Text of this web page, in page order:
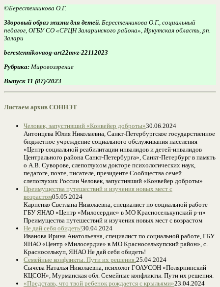
©Берестенникова О.Г.
Здоровый образ жизни для детей. Берестенникова О.Г., социальный
педагог, ОГБУ СО «СРЦН Заларинского района», Иркутская область, рп.
Залари
berestennikovaog-art22mvz-22112023
Рубрика: Мировоззрение
Выпуск 11 (87)/2023
Листаем архив СОННЭТ
Человек, запустивший «Конвейер доброты»30.06.2024
Антонцева Юлия Николаевна, Санкт-Петербургское государственное
бюджетное учреждение социального обслуживания населения
«Центр социальной реабилитации инвалидов и детей-инвалидов
Центрального района Санкт-Петербурга», Санкт-Петербург в память
о А.В. Суворове, слепоглухом докторе психологических наук,
педагоге, поэте, писателе, президенте Сообщества семей
слепоглухих России Человек, запустивший «Конвейер доброты»
Преимущества путешествий и изучения новых мест с
возрастом05.05.2024
Карпенко Светлана Николаевна, специалист по социальной работе
ГБУ ЯНАО «Центр «Милосердие» в МО Красноселькупский р-н»
Преимущества путешествий и изучения новых мест с возрастом
Не дай себя обидеть!30.04.2024
Иванова Ирина Анатольевна, специалист по социальной работе, ГБУ
ЯНАО «Центр «Милосердие» в МО Красноселькупский район», с.
Красноселькуп, ЯНАО Не дай себя обидеть!
Семейные конфликты. Пути их решения.25.04.2024
Сычева Наталья Николаевна, психолог ГОАУСОН «Полярнинский
КЦСОН», Мурманская обл. Семейные конфликты. Пути их решения.
«Представь, что твой ребенок рождается с крыльями»23.04.2024